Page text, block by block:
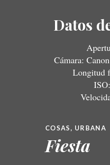
Datos
Cámara:
Longitud
COSAS, URBANA
Fiesta